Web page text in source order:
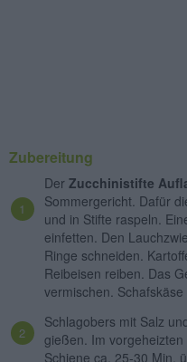
Zubereitung
Der Zucchinistifte
Sommergericht. Dafür
und in Stifte raspeln.
einfetten. Den
Ringe schneiden.
Reibeisen reiben. Das
vermischen.
Schlagobers mit Salz
gießen. Im
Schiene ca. 25-30 Min.